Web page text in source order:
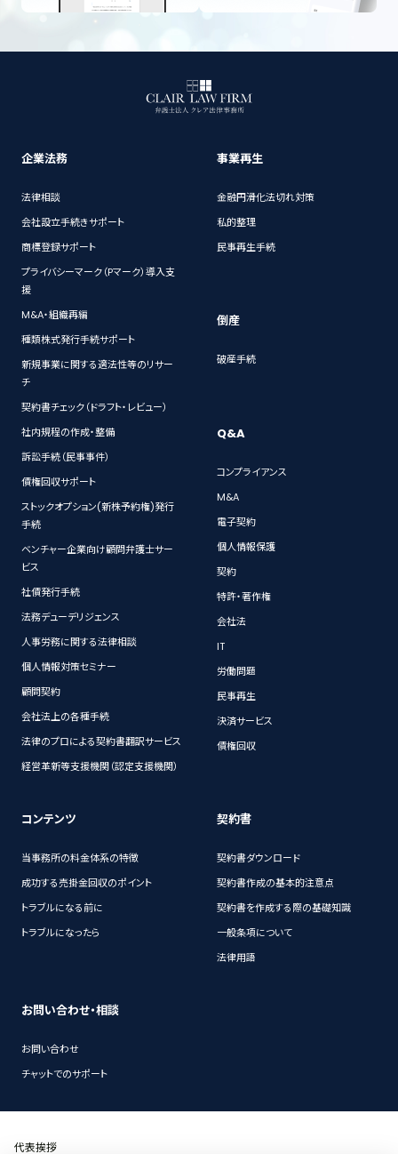
企業法務
法律相談
会社設立手続きサポート
商標登録サポート
プライバシーマーク（Pマーク）導入支
援
M&A・組織再編
種類株式発行手続サポート
新規事業に関する適法性等のリサー
チ
契約書チェック（ドラフト・レビュー）
社内規程の作成・整備
訴訟手続（民事事件）
債権回収サポート
ストックオプション(新株予約権)発行
手続
ベンチャー企業向け顧問弁護士サー
ビス
社債発行手続
法務デューデリジェンス
人事労務に関する法律相談
個人情報対策セミナー
顧問契約
会社法上の各種手続
法律のプロによる契約書翻訳サービス
経営革新等支援機関（認定支援機関）
事業再生
金融円滑化法切れ対策
私的整理
民事再生手続
倒産
破産手続
Q&A
コンプライアンス
M&A
電子契約
個人情報保護
契約
特許・著作権
会社法
IT
労働問題
民事再生
決済サービス
債権回収
コンテンツ
当事務所の料金体系の特徴
成功する売掛金回収のポイント
トラブルになる前に
トラブルになったら
契約書
契約書ダウンロード
契約書作成の基本的注意点
契約書を作成する際の基礎知識
一般条項について
法律用語
お問い合わせ・相談
お問い合わせ
チャットでのサポート
代表挨拶